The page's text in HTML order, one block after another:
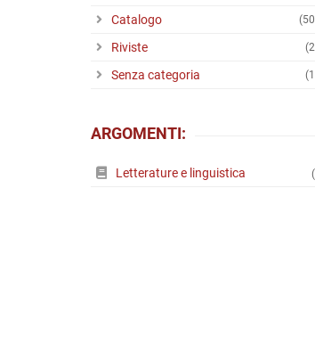
Catalogo
Riviste
Senza categoria
ARGOMENTI:
Letterature e linguistica